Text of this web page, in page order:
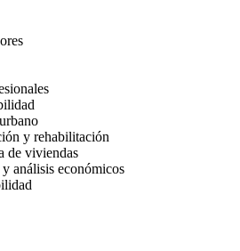
y rehabilitación
de viviendas
análisis económicos